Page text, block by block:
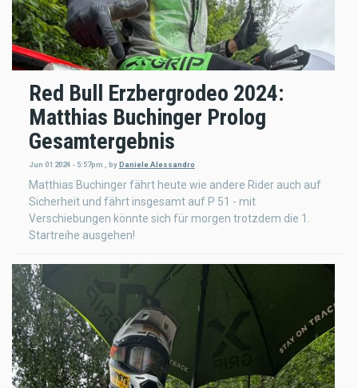
Red Bull Erzbergrodeo 2024:
Matthias Buchinger Prolog
Gesamtergebnis
Jun 01 2024 - 5:57pm byDaniele Alessandro
Matthias Buchinger fährt heute wie andere Rider auch auf
Sicherheit und fährt insgesamt auf P 51 - mit
Verschiebungen könnte sich für morgen trotzdem die 1.
Startreihe ausgehen!